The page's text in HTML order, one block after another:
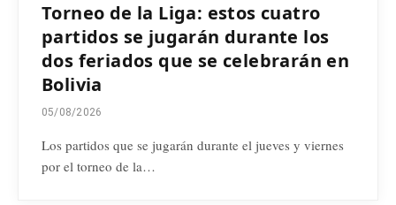
Torneo de la Liga: estos cuatro
partidos se jugarán durante los
dos feriados que se celebrarán en
Bolivia
05/08/2026
Los partidos que se jugarán durante el jueves y viernes
por el torneo de la…